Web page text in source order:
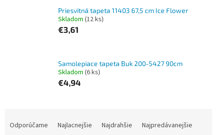
Priesvitná tapeta 11403 67,5 cm Ice Flower
Skladom (12 ks)
€3,61
Samolepiace tapeta Buk 200-5427 90cm
Skladom (6 ks)
€4,94
Odporúčame Najlacnejšie Najdrahšie
Najpredávanejšie